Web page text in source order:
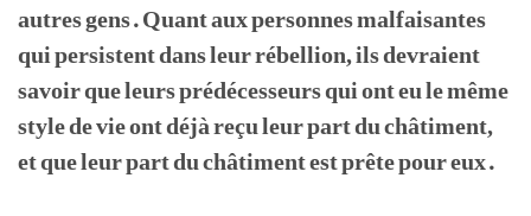
autres gens. Quant aux personnes malfaisantes
qui persistent dans leur rébellion, ils devraient
savoir que leurs prédécesseurs qui ont eu le même
style de vie ont déjà reçu leur part du châtiment,
et que leur part du châtiment est prête pour eux.